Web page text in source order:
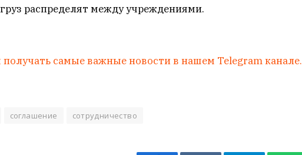
распределят между учреждениями.
самые важные новости в нашем Telegram канале.
соглашение сотрудничество